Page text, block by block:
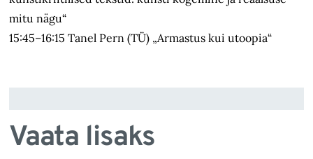
mitu nägu“
15:45–16:15 Tanel Pern (TÜ) „Armastus kui utoopia“
Vaata lisaks